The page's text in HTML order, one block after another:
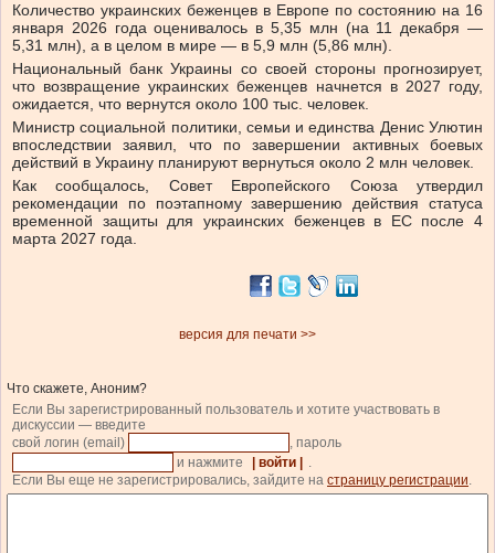
Количество украинских беженцев в Европе по состоянию на 16
января 2026 года оценивалось в 5,35 млн (на 11 декабря —
5,31 млн), а в целом в мире — в 5,9 млн (5,86 млн).
Национальный банк Украины со своей стороны прогнозирует,
что возвращение украинских беженцев начнется в 2027 году,
ожидается, что вернутся около 100 тыс. человек.
Министр социальной политики, семьи и единства Денис Улютин
впоследствии заявил, что по завершении активных боевых
действий в Украину планируют вернуться около 2 млн человек.
Как сообщалось, Совет Европейского Союза утвердил
рекомендации по поэтапному завершению действия статуса
временной защиты для украинских беженцев в ЕС после 4
марта 2027 года.
версия для печати >>
Что скажете, Аноним?
Если Вы зарегистрированный пользователь и хотите участвовать в
дискуссии — введите
свой логин (email)
, пароль
и нажмите
| войти |
.
Если Вы еще не зарегистрировались, зайдите на страницу регистрации.